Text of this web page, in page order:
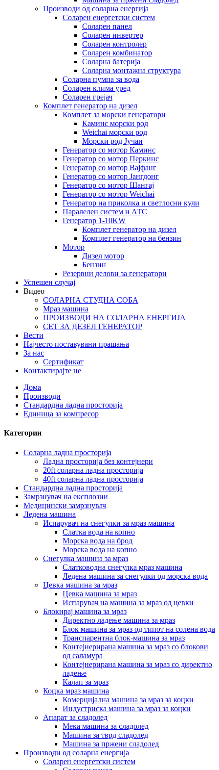
Производи од соларна енергија
Соларен енергетски систем
Соларен панел
Соларен инвертер
Соларен контролер
Соларен комбинатор
Соларна батерија
Соларна монтажна структура
Соларна пумпа за вода
Соларен клима уред
Соларен грејач
Комплет генератор на дизел
Комплет за морски генератори
Каминс морски род
Weichai морски род
Морски род Јучаи
Генератор со мотор Каминс
Генератор со мотор Перкинс
Генератор со мотор Вајфанг
Генератор со мотор Јангдонг
Генератор со мотор Шангај
Генератор со мотор Weichai
Генератор на приколка и светлосни кули
Паралелен систем и АТС
Генератор 1-10KW
Комплет генератор на дизел
Комплет генератор на бензин
Мотор
Дизел мотор
Бензин
Резервни делови за генератори
Успешен случај
Видео
СОЛАРНА СТУДНА СОБА
Мраз машина
ПРОИЗВОДИ НА СОЛАРНА ЕНЕРГИЈА
СЕТ ЗА ДЕЗЕЛ ГЕНЕРАТОР
Вести
Најчесто поставувани прашања
За нас
Сертификат
Контактирајте не
Дома
Производи
Стандардна ладна просторија
Единица за компресор
Категории
Соларна ладна просторија
Ладна просторија без контејнери
20ft соларна ладна просторија
40ft соларна ладна просторија
Стандардна ладна просторија
Замрзнувач на експлозии
Медицински замрзнувач
Ледена машина
Испарувач на снегулки за мраз машина
Слатка вода на копно
Морска вода на брод
Морска вода на копно
Снегулка машина за мраз
Слатководна снегулка мраз машина
Ледена машина за снегулки од морска вода
Цевка машина за мраз
Цевка машина за мраз
Испарувач на машина за мраз од цевки
Блокирај машина за мраз
Директно ладење машина за мраз
Блок машина за мраз од типот на солена вода
Транспарентна блок-машина за мраз
Контејнерирана машина за мраз со блокови
од саламура
Контејнерирана машина за мраз со директно
ладење
Калап за мраз
Коцка мраз машина
Комерцијална машина за мраз за коцки
Индустриска машина за мраз за коцки
Апарат за сладолед
Мека машина за сладолед
Машина за тврд сладолед
Машина за пржени сладолед
Производи од соларна енергија
Соларен енергетски систем